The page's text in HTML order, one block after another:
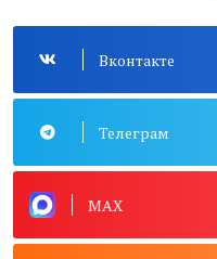
Вконтакте
Телеграм
MAX